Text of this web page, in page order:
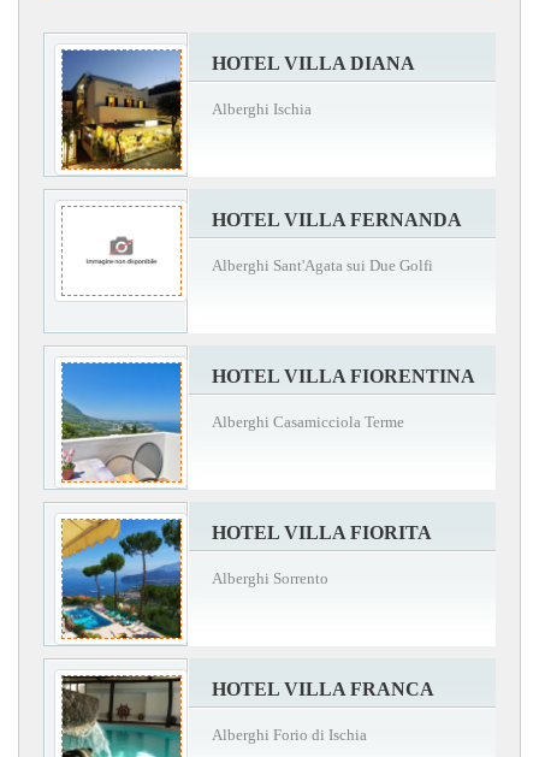
HOTEL VILLA DIANA
Alberghi Ischia
HOTEL VILLA FERNANDA
Alberghi Sant'Agata sui Due Golfi
HOTEL VILLA FIORENTINA
Alberghi Casamicciola Terme
HOTEL VILLA FIORITA
Alberghi Sorrento
HOTEL VILLA FRANCA
Alberghi Forio di Ischia